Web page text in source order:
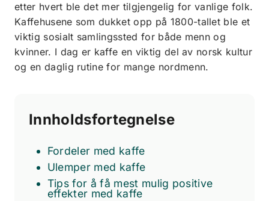
etter hvert ble det mer tilgjengelig for vanlige folk.
Kaffehusene som dukket opp på 1800-tallet ble et
viktig sosialt samlingssted for både menn og
kvinner. I dag er kaffe en viktig del av norsk kultur
og en daglig rutine for mange nordmenn.
Innholdsfortegnelse
Fordeler med kaffe
Ulemper med kaffe
Tips for å få mest mulig positive
effekter med kaffe